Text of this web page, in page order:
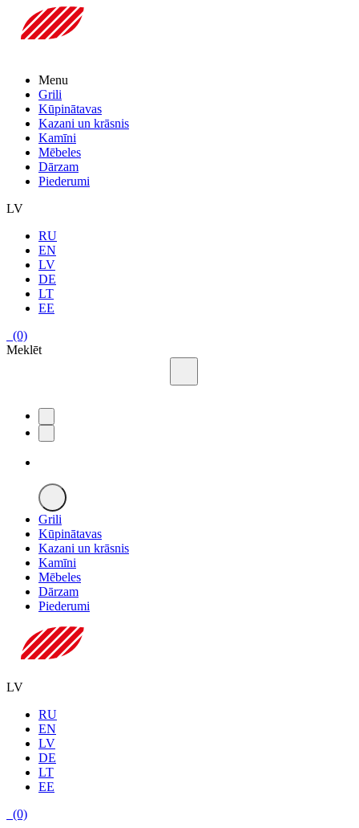
Menu
Grili
Kūpinātavas
Kazani un krāsnis
Kamīni
Mēbeles
Dārzam
Piederumi
LV
RU
EN
LV
DE
LT
EE
(0)
Meklēt
Grili
Kūpinātavas
Kazani un krāsnis
Kamīni
Mēbeles
Dārzam
Piederumi
LV
RU
EN
LV
DE
LT
EE
(0)